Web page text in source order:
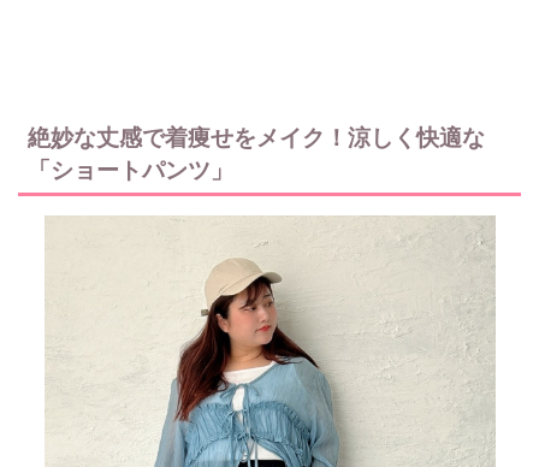
絶妙な丈感で着痩せをメイク！涼しく快適な
「ショートパンツ」